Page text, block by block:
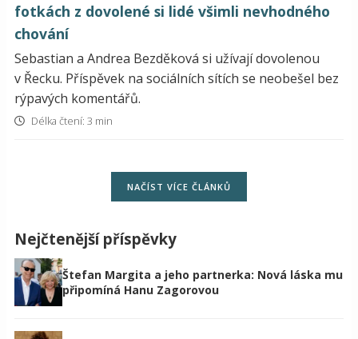
fotkách z dovolené si lidé všimli nevhodného
chování
Sebastian a Andrea Bezděková si užívají dovolenou
v Řecku. Příspěvek na sociálních sítích se neobešel bez
rýpavých komentářů.
Délka čtení: 3 min
NAČÍST VÍCE ČLÁNKŮ
Nejčtenější příspěvky
Štefan Margita a jeho partnerka: Nová láska mu
připomíná Hanu Zagorovou